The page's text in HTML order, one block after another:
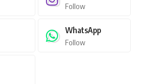
Follow
WhatsApp
Follow